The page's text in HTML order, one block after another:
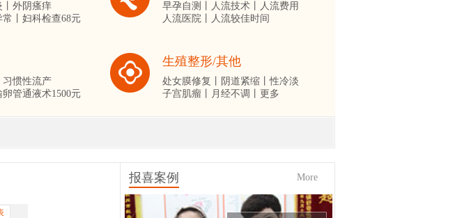
外阴瘙痒
丨 妇科检查68元
早孕自测丨 人流技术丨
人流费用
人流医院丨
人流较佳时间
习惯性流产
卵管通液术1500元
生殖整形/其他
处女膜修复丨 阴道紧缩丨性冷淡
子宫肌瘤丨
月经不调丨 更多
报喜案例 More